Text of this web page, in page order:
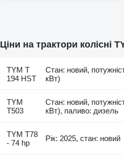
Ціни на трактори колісні
TYM T
194 HST
Стан: новий,
кВт)
TYM
T503
Стан: новий,
кВт), паливо: дизель
TYM T78
- 74 hp
Рік: 2025, стан: новий